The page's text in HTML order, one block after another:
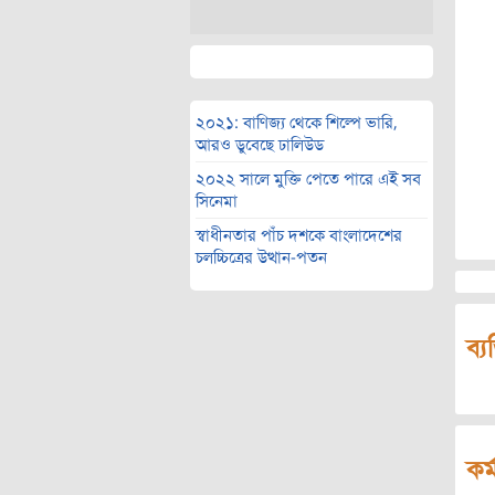
২০২১: বাণিজ্য থেকে শিল্পে ভারি,
আরও ডুবেছে ঢালিউড
২০২২ সালে মুক্তি পেতে পারে এই সব
সিনেমা
স্বাধীনতার পাঁচ দশকে বাংলাদেশের
চলচ্চিত্রের উত্থান-পতন